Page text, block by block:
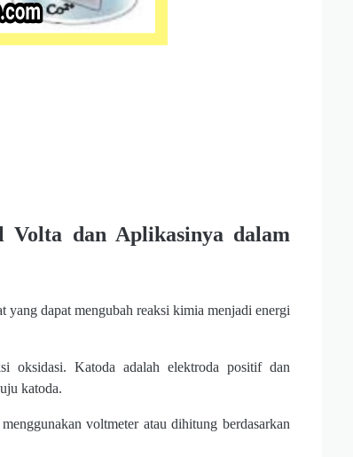
dan Aplikasinya dalam
yang dapat mengubah reaksi kimia menjadi energi
oksidasi. Katoda adalah elektroda positif dan
katoda.
voltmeter atau dihitung berdasarkan